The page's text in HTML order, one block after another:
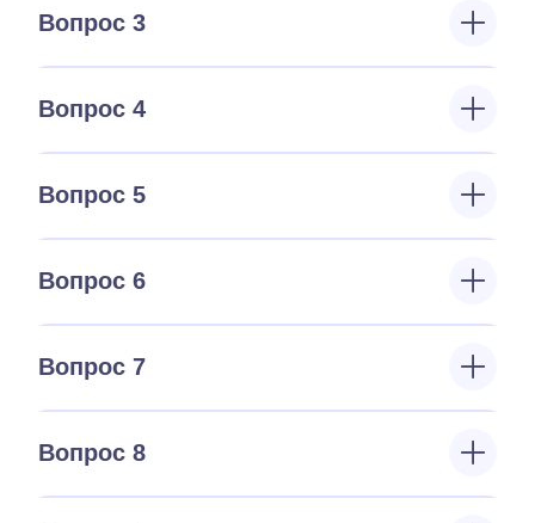
Вопрос 3
Вопрос 4
Вопрос 5
Вопрос 6
Вопрос 7
Вопрос 8